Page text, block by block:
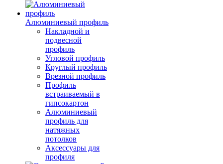
Алюминиевый профиль
Накладной и
подвесной
профиль
Угловой профиль
Круглый профиль
Врезной профиль
Профиль
встраиваемый в
гипсокартон
Алюминиевый
профиль для
натяжных
потолков
Аксессуары для
профиля